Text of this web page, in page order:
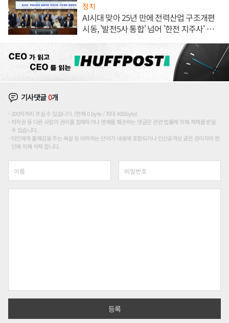
정치
AI시대 맞아 25년 만에 전력산업 구조개편
시동, '발전5사 통합' 넘어 '한전 지주사' 재편
기사댓글0개
200자까지 쓰실 수 있습니다. (현재 0 byte / 최대 400byte)
저작권 등 다른 사람의 권리를 침해하거나 명예를 훼손하는 댓글은 관련 법률에 의해 제재를 받을
수 있습니다.
타인에게 불쾌감을 주는 욕설 등 비하하는 단어가 내용에 포함되거나 인신공격성 글은 관리자의 판
단에 의해 삭제 합니다.